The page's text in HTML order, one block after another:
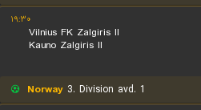
۱۹:۳۰
Vilnius FK Zalgiris II
Kauno Zalgiris II
Norway 3. Division avd. 1